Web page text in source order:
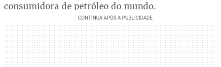
consumidora de petróleo do mundo.